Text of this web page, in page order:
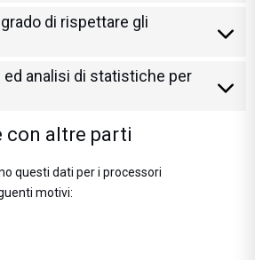
di rispettare gli
ed analisi di statistiche per
con altre parti
questi dati per i processori
motivi: